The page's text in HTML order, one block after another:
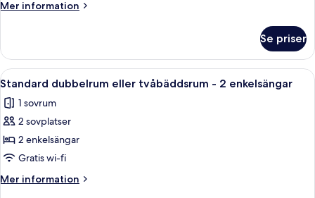
Mer information
Mer
Se priser
Öppna
alla
foton
för
Standard
dubbelrum
eller
tvåbäddsrum
Ett hotellrum med en säng, en tv,
2
Standard dubbelrum eller tvåbäddsrum - 2 enkelsängar
1 sovrum
2 sovplatser
2 enkelsängar
Gratis wi-fi
Mer information
Mer